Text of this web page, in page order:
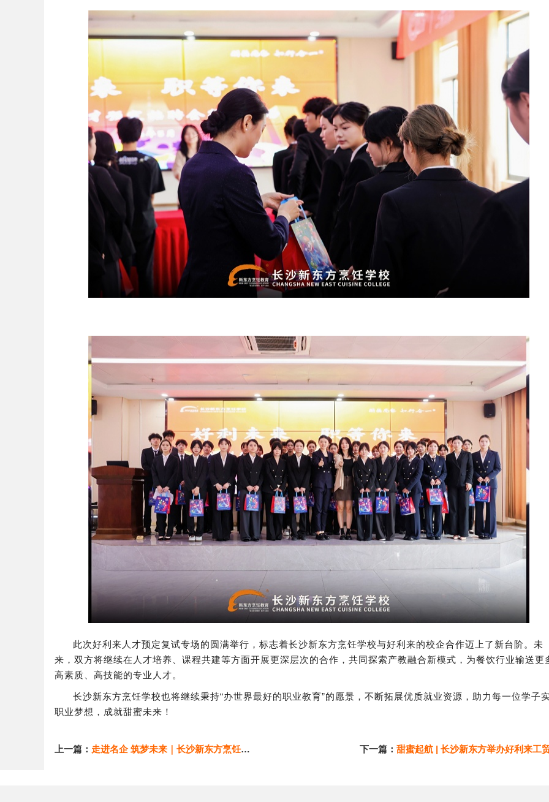
此次好利来人才预定复试专场的圆满举行，标志着长沙新东方烹饪学校与好利来的校企合作迈上了新台阶。未
来，双方将继续在人才培养、课程共建等方面开展更深层次的合作，共同探索产教融合新模式，为餐饮行业输送更
高素质、高技能的专业人才。
长沙新东方烹饪学校也将继续秉持“办世界最好的职业教育”的愿景，不断拓展优质就业资源，助力每一位学子
职业梦想，成就甜蜜未来！
上一篇： 走进名企 筑梦未来｜长沙新东方烹饪学校学子走进W酒店、瑞吉酒店参观研学 下一篇： 甜蜜起航 | 长沙新东方举办好利来工贸专场招聘会，学子足不出校斩获心仪